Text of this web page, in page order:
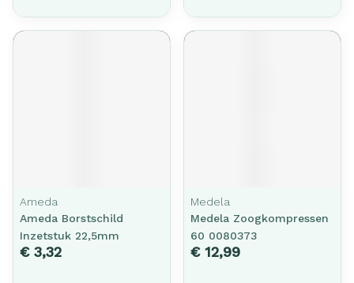
Ameda
Ameda Borstschild
Inzetstuk 22,5mm
€ 3,32
Medela
Medela Zoogkompressen
60 0080373
€ 12,99